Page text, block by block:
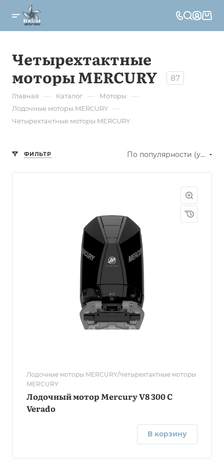
Четырехтактные
моторы MERCURY
87
Главная — Каталог — Моторы —
Лодочные моторы MERCURY —
Четырехтактные моторы MERCURY
ФИЛЬТР По популярности (убывание)
Лодочные моторы MERCURY/Четырехтактные моторы
MERCURY
Лодочный мотор Mercury V8 300 C
Verado
В корзину